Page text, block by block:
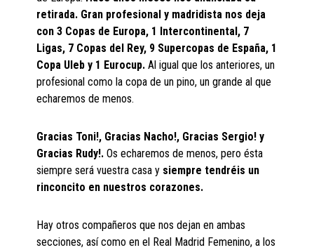
retirada. Gran profesional y madridista nos deja
con 3 Copas de Europa, 1 Intercontinental, 7
Ligas, 7 Copas del Rey, 9 Supercopas de España, 1
Copa Uleb y 1 Eurocup.Al igual que los anteriores, un
profesional como la copa de un pino, un grande al que
echaremos de menos.
Gracias Toni!, Gracias Nacho!, Gracias Sergio! y
Gracias Rudy!. Os echaremos de menos, pero ésta
siempre será vuestra casa y siempre tendréis un
rinconcito en nuestros corazones.
Hay otros compañeros que nos dejan en ambas
secciones, así como en el Real Madrid Femenino, a los